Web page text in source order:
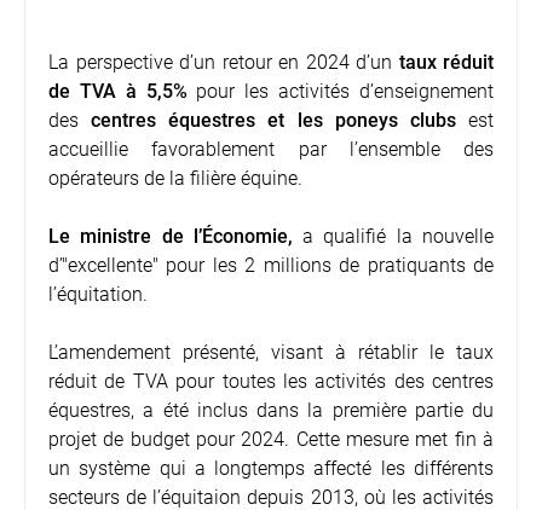
La perspective d’un retour en 2024 d’un taux réduit
de TVA à 5,5% pour les activités d’enseignement
descentres équestres et les poneys clubsest
accueillie favorablement par l’ensemble des
opérateurs de la filière équine.
Le ministre de l’Économie, a qualifié la nouvelle
d’"excellente" pour les 2 millions de pratiquants de
l’équitation.
L’amendement présenté, visant à rétablir le taux
réduit de TVA pour toutes lesactivités des centres
équestres, a été inclus dans la première partie du
projet de budget pour 2024. Cette mesure met fin à
un système qui a longtemps affecté les différents
secteurs de l’équitaion depuis 2013, où les activités